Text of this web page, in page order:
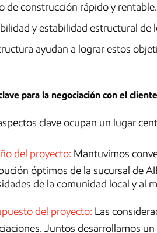
de construcción rápido y
y estabilidad estructural de
ayudan a lograr estos
para la negociación con el
clave ocupan un lugar
del proyecto: Mantuvimos
óptimos de la sucursal de
de la comunidad local y al
del proyecto: Las
Juntos desarrollamos